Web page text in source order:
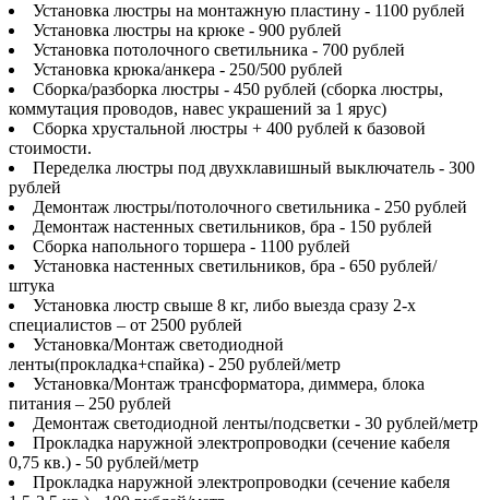
Установка люстры на монтажную пластину - 1100 рублей
Установка люстры на крюке - 900 рублей
Установка потолочного светильника - 700 рублей
Установка крюка/анкера - 250/500 рублей
Сборка/разборка люстры - 450 рублей (сборка люстры,
коммутация проводов, навес украшений за 1 ярус)
Сборка хрустальной люстры + 400 рублей к базовой
стоимости.
Переделка люстры под двухклавишный выключатель - 300
рублей
Демонтаж люстры/потолочного светильника - 250 рублей
Демонтаж настенных светильников, бра - 150 рублей
Сборка напольного торшера - 1100 рублей
Установка настенных светильников, бра - 650 рублей/
штука
Установка люстр свыше 8 кг, либо выезда сразу 2-х
специалистов – от 2500 рублей
Установка/Монтаж светодиодной
ленты(прокладка+спайка) - 250 рублей/метр
Установка/Монтаж трансформатора, диммера, блока
питания – 250 рублей
Демонтаж светодиодной ленты/подсветки - 30 рублей/метр
Прокладка наружной электропроводки (сечение кабеля
0,75 кв.) - 50 рублей/метр
Прокладка наружной электропроводки (сечение кабеля